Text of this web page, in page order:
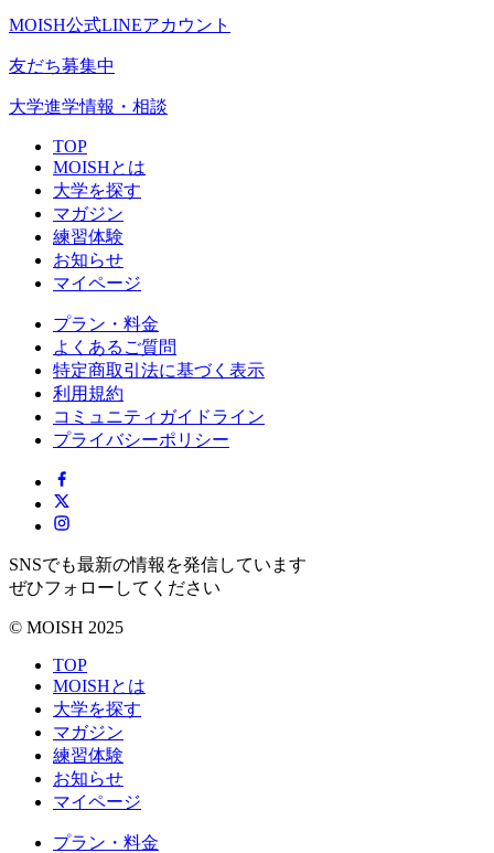
MOISH公式LINEアカウント
友だち募集中
大学進学情報・相談
TOP
MOISHとは
大学を探す
マガジン
練習体験
お知らせ
マイページ
プラン・料金
よくあるご質問
特定商取引法に基づく表示
利用規約
コミュニティガイドライン
プライバシーポリシー
SNSでも最新の情報を発信しています
ぜひフォローしてください
© MOISH 2025
TOP
MOISHとは
大学を探す
マガジン
練習体験
お知らせ
マイページ
プラン・料金